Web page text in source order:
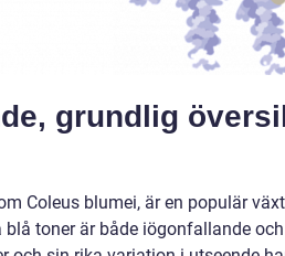
grundlig
Coleus blumei, är en populär
blå toner är både iögonfallande